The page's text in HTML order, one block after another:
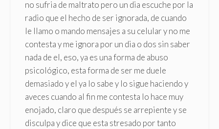
no sufria de maltrato pero un dia escuche por la
radio que el hecho de ser ignorada, de cuando
le llamo o mando mensajes a su celular y no me
contesta y me ignora por un dia o dos sin saber
nada de el, eso, ya es una forma de abuso
psicológico, esta forma de ser me duele
demasiado y el ya lo sabe y lo sigue haciendo y
aveces cuando al fin me contesta lo hace muy
enojado, claro que después se arrepiente y se
disculpa y dice que esta stresado por tanto